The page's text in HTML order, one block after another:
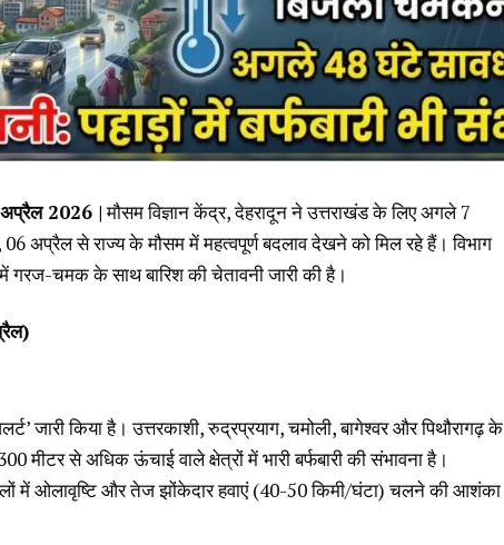
2026 |मौसम विज्ञान केंद्र, देहरादून ने उत्तराखंड के लिए अगले 7
06 अप्रैल से राज्य के मौसम में महत्वपूर्ण बदलाव देखने को मिल रहे हैं। विभाग
में गरज-चमक के साथ बारिश की चेतावनी जारी की है।
जारी किया है। उत्तरकाशी, रुद्रप्रयाग, चमोली, बागेश्वर और पिथौरागढ़ के
मीटर से अधिक ऊंचाई वाले क्षेत्रों में भारी बर्फबारी की संभावना है।
में ओलावृष्टि और तेज झोंकेदार हवाएं (40-50 किमी/घंटा) चलने की आशंका